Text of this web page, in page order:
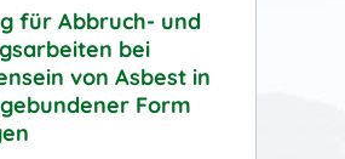
für Abbruch- und
bei
von Asbest in
Form